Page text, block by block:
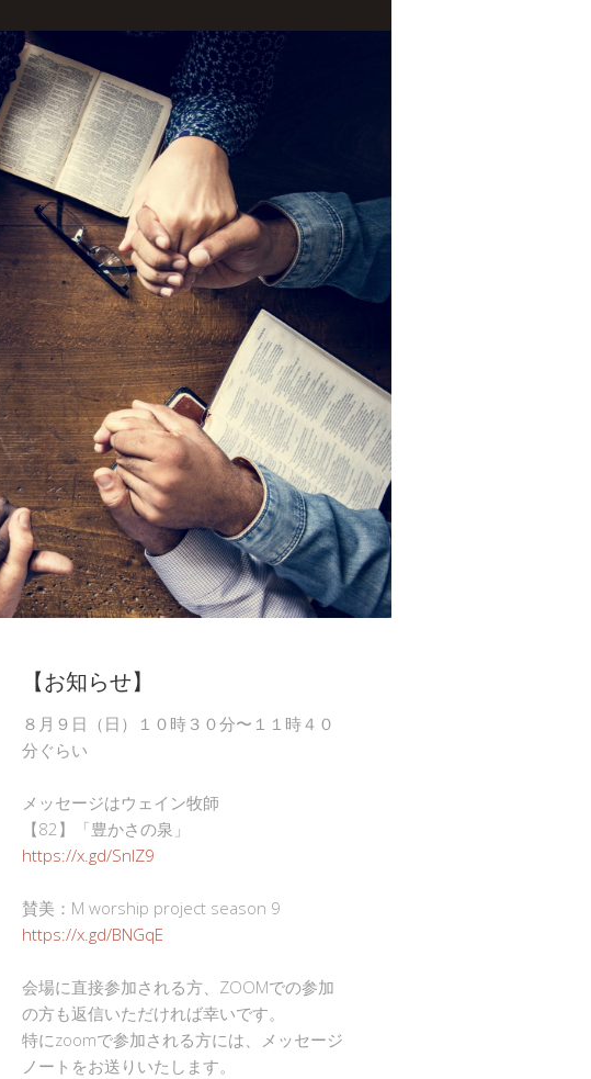
【お知らせ】
８月９日（日）１０時３０分〜１１時４０
分ぐらい
メッセージはウェイン牧師
【82】「豊かさの泉」
https://x.gd/SnlZ9
賛美：M worship project season 9
https://x.gd/BNGqE
会場に直接参加される方、ZOOMでの参加
の方も返信いただければ幸いです。
特にzoomで参加される方には、メッセージ
ノートをお送りいたします。